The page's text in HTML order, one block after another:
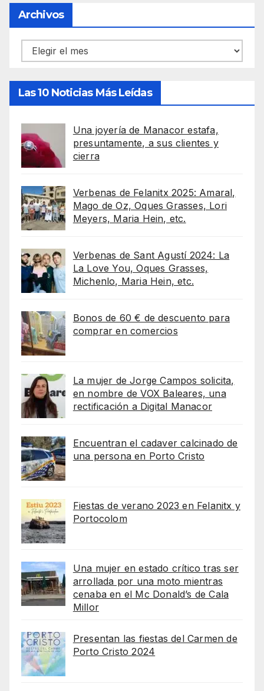
Archivos
Archivos
Las 10 Noticias Más Leídas
Una joyería de Manacor estafa,
presuntamente, a sus clientes y
cierra
Verbenas de Felanitx 2025: Amaral,
Mago de Oz, Oques Grasses, Lori
Meyers, Maria Hein, etc.
Verbenas de Sant Agustí 2024: La
La Love You, Oques Grasses,
Michenlo, Maria Hein, etc.
Bonos de 60 € de descuento para
comprar en comercios
La mujer de Jorge Campos solicita,
en nombre de VOX Baleares, una
rectificación a Digital Manacor
Encuentran el cadaver calcinado de
una persona en Porto Cristo
Fiestas de verano 2023 en Felanitx y
Portocolom
Una mujer en estado crítico tras ser
arrollada por una moto mientras
cenaba en el Mc Donald’s de Cala
Millor
Presentan las fiestas del Carmen de
Porto Cristo 2024